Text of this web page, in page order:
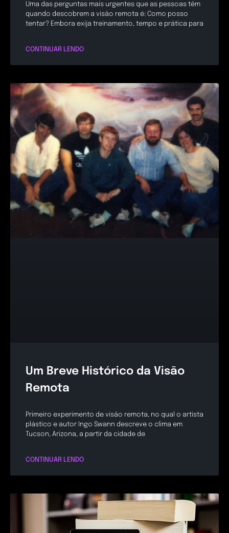
Uma das perguntas mais urgentes que as pessoas têm
quando descobrem a visão remota é: Como posso
tentar? Embora exija treinamento, tempo e prática para
CONTINUAR LENDO
Um Breve Histórico da Visão
Remota
Primeiro experimento de visão remota, no qual o artista
plástico e autor Ingo Swann descreve o clima em
Tucson, Arizona, a partir da cidade de
CONTINUAR LENDO